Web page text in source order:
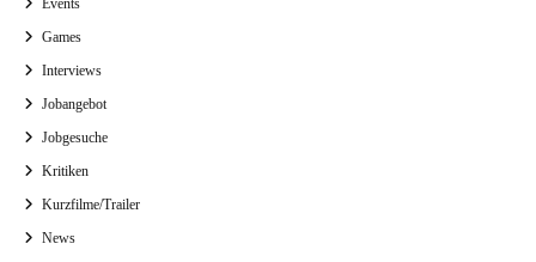
Events
Games
Interviews
Jobangebot
Jobgesuche
Kritiken
Kurzfilme/Trailer
News